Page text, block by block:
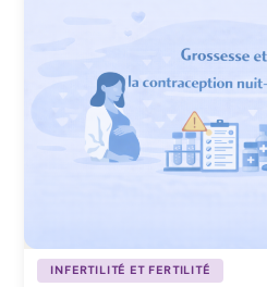
INFERTILITÉ ET FERTILITÉ